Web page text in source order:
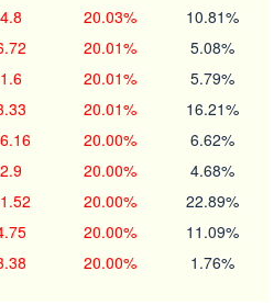
20.03% 10.81%
20.01% 5.08%
20.01% 5.79%
20.01% 16.21%
20.00% 6.62%
20.00% 4.68%
20.00% 22.89%
20.00% 11.09%
20.00% 1.76%